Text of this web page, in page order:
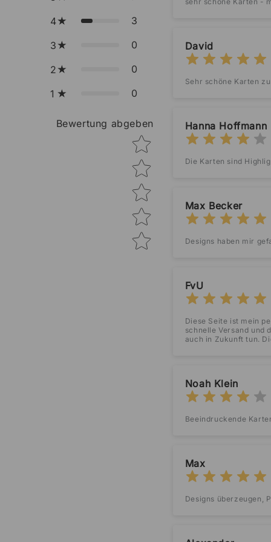
4 3
3 0
2 0
1 0
Bewertung abgeben
Star rating
David
Sehr schöne Karten
Hanna Hoffmann
Die Karten sind
Max Becker
Designs haben mir
FvU
Diese Seite ist mein
schnelle Versand und
auch in Zukunft tun.
Noah Klein
Beeindruckende
Max
Designs überzeugen,